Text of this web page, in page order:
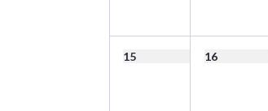
15 16